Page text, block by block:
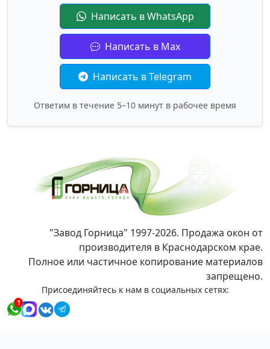
Написать в WhatsApp
Написать в Max
Написать в Telegram
Ответим в течение 5–10 минут в рабочее время
"Завод Горница" 1997-2026. Продажа окон от
производителя в Краснодарском крае.
Полное или частичное копирование материалов
запрещено.
Присоединяйтесь к нам в социальных сетях:
1